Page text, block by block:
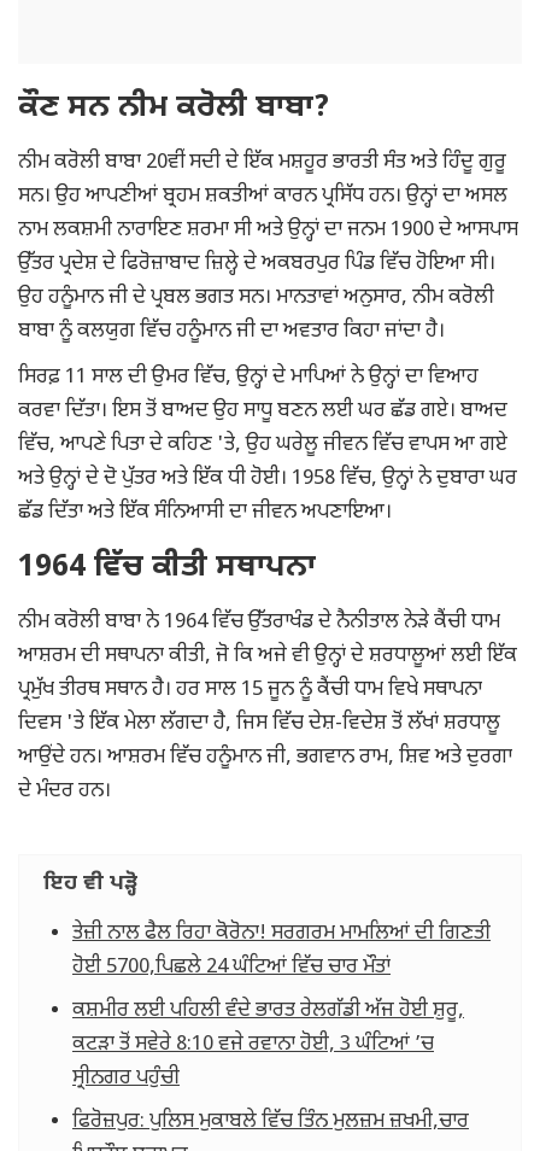
ਕੌਣ ਸਨ ਨੀਮ ਕਰੋਲੀ ਬਾਬਾ?
ਨੀਮ ਕਰੋਲੀ ਬਾਬਾ 20ਵੀਂ ਸਦੀ ਦੇ ਇੱਕ ਮਸ਼ਹੂਰ ਭਾਰਤੀ ਸੰਤ ਅਤੇ ਹਿੰਦੂ ਗੁਰੂ
ਸਨ। ਉਹ ਆਪਣੀਆਂ ਬ੍ਰਹਮ ਸ਼ਕਤੀਆਂ ਕਾਰਨ ਪ੍ਰਸਿੱਧ ਹਨ। ਉਨ੍ਹਾਂ ਦਾ ਅਸਲ
ਨਾਮ ਲਕਸ਼ਮੀ ਨਾਰਾਇਣ ਸ਼ਰਮਾ ਸੀ ਅਤੇ ਉਨ੍ਹਾਂ ਦਾ ਜਨਮ 1900 ਦੇ ਆਸਪਾਸ
ਉੱਤਰ ਪ੍ਰਦੇਸ਼ ਦੇ ਫਿਰੋਜ਼ਾਬਾਦ ਜ਼ਿਲ੍ਹੇ ਦੇ ਅਕਬਰਪੁਰ ਪਿੰਡ ਵਿੱਚ ਹੋਇਆ ਸੀ।
ਉਹ ਹਨੂੰਮਾਨ ਜੀ ਦੇ ਪ੍ਰਬਲ ਭਗਤ ਸਨ। ਮਾਨਤਾਵਾਂ ਅਨੁਸਾਰ, ਨੀਮ ਕਰੋਲੀ
ਬਾਬਾ ਨੂੰ ਕਲਯੁਗ ਵਿੱਚ ਹਨੂੰਮਾਨ ਜੀ ਦਾ ਅਵਤਾਰ ਕਿਹਾ ਜਾਂਦਾ ਹੈ।
ਸਿਰਫ਼ 11 ਸਾਲ ਦੀ ਉਮਰ ਵਿੱਚ, ਉਨ੍ਹਾਂ ਦੇ ਮਾਪਿਆਂ ਨੇ ਉਨ੍ਹਾਂ ਦਾ ਵਿਆਹ
ਕਰਵਾ ਦਿੱਤਾ। ਇਸ ਤੋਂ ਬਾਅਦ ਉਹ ਸਾਧੂ ਬਣਨ ਲਈ ਘਰ ਛੱਡ ਗਏ। ਬਾਅਦ
ਵਿੱਚ, ਆਪਣੇ ਪਿਤਾ ਦੇ ਕਹਿਣ 'ਤੇ, ਉਹ ਘਰੇਲੂ ਜੀਵਨ ਵਿੱਚ ਵਾਪਸ ਆ ਗਏ
ਅਤੇ ਉਨ੍ਹਾਂ ਦੇ ਦੋ ਪੁੱਤਰ ਅਤੇ ਇੱਕ ਧੀ ਹੋਈ। 1958 ਵਿੱਚ, ਉਨ੍ਹਾਂ ਨੇ ਦੁਬਾਰਾ ਘਰ
ਛੱਡ ਦਿੱਤਾ ਅਤੇ ਇੱਕ ਸੰਨਿਆਸੀ ਦਾ ਜੀਵਨ ਅਪਣਾਇਆ।
1964 ਵਿੱਚ ਕੀਤੀ ਸਥਾਪਨਾ
ਨੀਮ ਕਰੋਲੀ ਬਾਬਾ ਨੇ 1964 ਵਿੱਚ ਉੱਤਰਾਖੰਡ ਦੇ ਨੈਨੀਤਾਲ ਨੇੜੇ ਕੈਂਚੀ ਧਾਮ
ਆਸ਼ਰਮ ਦੀ ਸਥਾਪਨਾ ਕੀਤੀ, ਜੋ ਕਿ ਅਜੇ ਵੀ ਉਨ੍ਹਾਂ ਦੇ ਸ਼ਰਧਾਲੂਆਂ ਲਈ ਇੱਕ
ਪ੍ਰਮੁੱਖ ਤੀਰਥ ਸਥਾਨ ਹੈ। ਹਰ ਸਾਲ 15 ਜੂਨ ਨੂੰ ਕੈਂਚੀ ਧਾਮ ਵਿਖੇ ਸਥਾਪਨਾ
ਦਿਵਸ 'ਤੇ ਇੱਕ ਮੇਲਾ ਲੱਗਦਾ ਹੈ, ਜਿਸ ਵਿੱਚ ਦੇਸ਼-ਵਿਦੇਸ਼ ਤੋਂ ਲੱਖਾਂ ਸ਼ਰਧਾਲੂ
ਆਉਂਦੇ ਹਨ। ਆਸ਼ਰਮ ਵਿੱਚ ਹਨੂੰਮਾਨ ਜੀ, ਭਗਵਾਨ ਰਾਮ, ਸ਼ਿਵ ਅਤੇ ਦੁਰਗਾ
ਦੇ ਮੰਦਰ ਹਨ।
ਇਹ ਵੀ ਪੜ੍ਹੋ
ਤੇਜ਼ੀ ਨਾਲ ਫੈਲ ਰਿਹਾ ਕੋਰੋਨਾ! ਸਰਗਰਮ ਮਾਮਲਿਆਂ ਦੀ ਗਿਣਤੀ
ਹੋਈ 5700,ਪਿਛਲੇ 24 ਘੰਟਿਆਂ ਵਿੱਚ ਚਾਰ ਮੌਤਾਂ
ਕਸ਼ਮੀਰ ਲਈ ਪਹਿਲੀ ਵੰਦੇ ਭਾਰਤ ਰੇਲਗੱਡੀ ਅੱਜ ਹੋਈ ਸ਼ੁਰੂ,
ਕਟੜਾ ਤੋਂ ਸਵੇਰੇ 8:10 ਵਜੇ ਰਵਾਨਾ ਹੋਈ, 3 ਘੰਟਿਆਂ ’ਚ
ਸ੍ਰੀਨਗਰ ਪਹੁੰਚੀ
ਫਿਰੋਜ਼ਪੁਰ: ਪੁਲਿਸ ਮੁਕਾਬਲੇ ਵਿੱਚ ਤਿੰਨ ਮੁਲਜ਼ਮ ਜ਼ਖਮੀ,ਚਾਰ